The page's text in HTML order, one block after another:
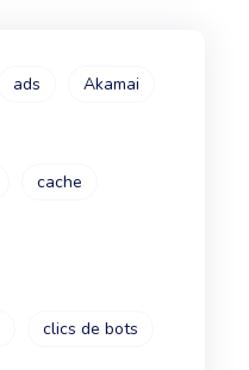
ads Akamai
cache
clics de bots